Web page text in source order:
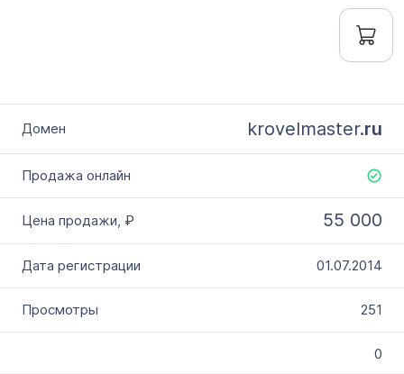
krovelmaster.ru
55 000
01.07.2014
251
0